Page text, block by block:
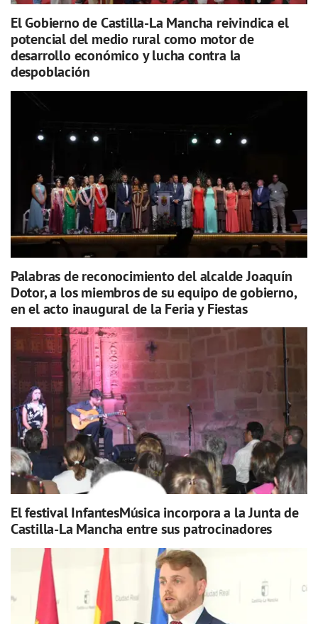
El Gobierno de Castilla-La Mancha reivindica el
potencial del medio rural como motor de
desarrollo económico y lucha contra la
despoblación
Palabras de reconocimiento del alcalde Joaquín
Dotor, a los miembros de su equipo de gobierno,
en el acto inaugural de la Feria y Fiestas
El festival InfantesMúsica incorpora a la Junta de
Castilla-La Mancha entre sus patrocinadores